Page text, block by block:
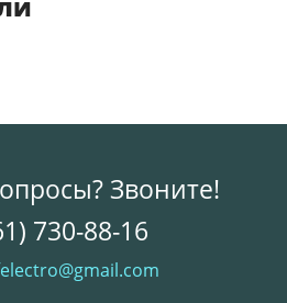
Звоните!
730-88-16